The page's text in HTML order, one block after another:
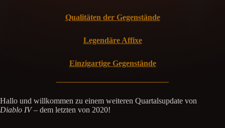
Qualitäten der Gegenstände
Legendäre Affixe
Einzigartige Gegenstände
Hallo und willkommen zu einem weiteren Quartalsupdate von
Diablo IV– dem letzten von 2020!